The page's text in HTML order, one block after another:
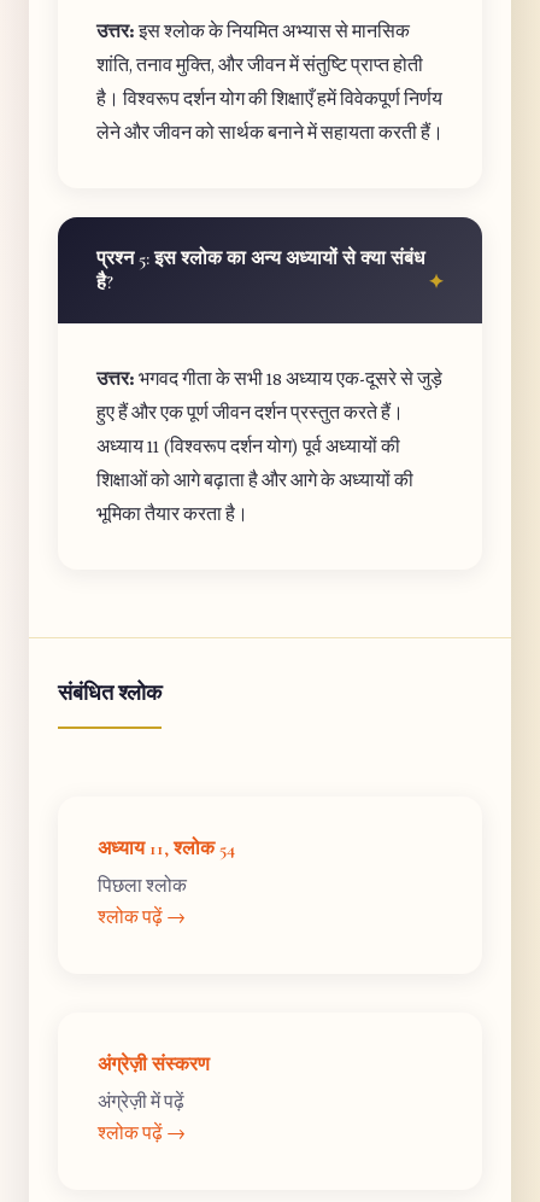
उत्तर:इस श्लोक के नियमित अभ्यास से मानसिक
शांति, तनाव मुक्ति, और जीवन में संतुष्टि प्राप्त होती
है। विश्वरूप दर्शन योग की शिक्षाएँ हमें विवेकपूर्ण निर्णय
लेने और जीवन को सार्थक बनाने में सहायता करती हैं।
प्रश्न 5: इस श्लोक का अन्य अध्यायों से क्या संबंध
है?
उत्तर: भगवद गीता के सभी 18 अध्याय एक-दूसरे से जुड़े
हुए हैं और एक पूर्ण जीवन दर्शन प्रस्तुत करते हैं।
अध्याय 11 (विश्वरूप दर्शन योग) पूर्व अध्यायों की
शिक्षाओं को आगे बढ़ाता है और आगे के अध्यायों की
भूमिका तैयार करता है।
संबंधित श्लोक
अध्याय 11, श्लोक 54
पिछला श्लोक
श्लोक पढ़ें →
अंग्रेज़ी संस्करण
अंग्रेज़ी में पढ़ें
श्लोक पढ़ें →